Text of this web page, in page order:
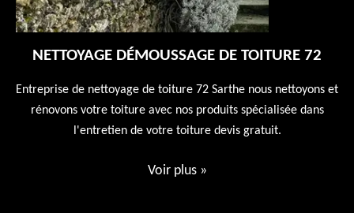
NETTOYAGE DÉMOUSSAGE DE TOITURE 72
Entreprise de nettoyage de toiture 72 Sarthe nous nettoyons et
rénovons votre toiture avec nos produits spécialisée dans
l'entretien de votre toiture devis gratuit.
Voir plus »